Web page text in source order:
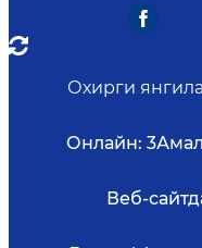
Охирги
Онлайн: 3
Веб-